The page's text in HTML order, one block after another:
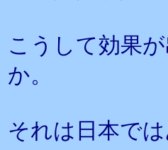
こうして効果
か。
それは日本では